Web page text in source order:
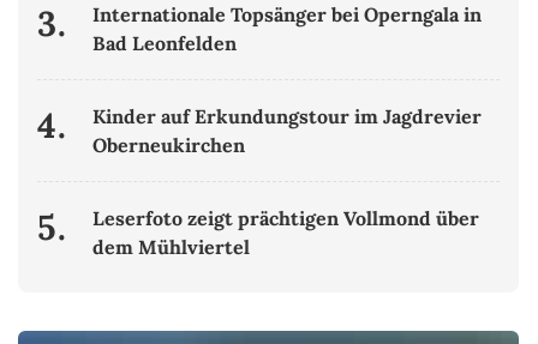
3.
Internationale Topsänger bei Operngala in
Bad Leonfelden
4.
Kinder auf Erkundungstour im Jagdrevier
Oberneukirchen
5.
Leserfoto zeigt prächtigen Vollmond über
dem Mühlviertel